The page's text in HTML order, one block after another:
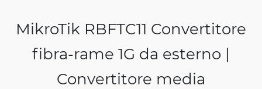
MikroTik RBFTC11 Convertitore
fibra-rame 1G da esterno |
Convertitore media